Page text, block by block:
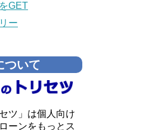
GET
ー
ついて
ツ」は個人向け
ーンをもっとス